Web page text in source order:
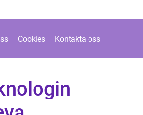
Cookies Kontakta oss